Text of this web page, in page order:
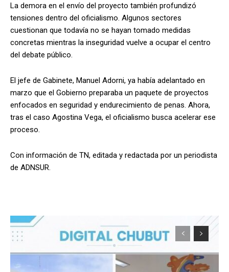
La demora en el envío del proyecto también profundizó
tensiones dentro del oficialismo. Algunos sectores
cuestionan que todavía no se hayan tomado medidas
concretas mientras la inseguridad vuelve a ocupar el centro
del debate público.
El jefe de Gabinete, Manuel Adorni, ya había adelantado en
marzo que el Gobierno preparaba un paquete de proyectos
enfocados en seguridad y endurecimiento de penas. Ahora,
tras el caso Agostina Vega, el oficialismo busca acelerar ese
proceso.
Con información de TN, editada y redactada por un periodista
de ADNSUR.